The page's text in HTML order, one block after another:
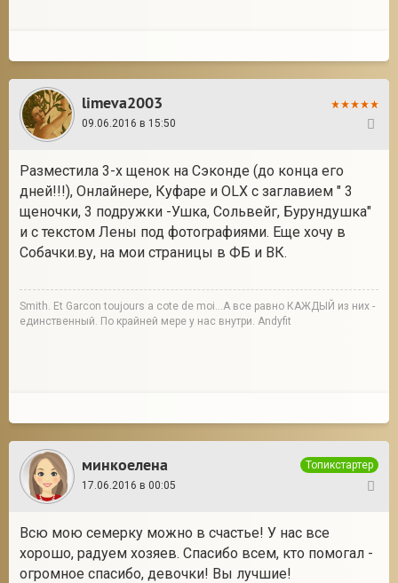
limeva2003
09.06.2016 в 15:50
Разместила 3-х щенок на Сэконде (до конца его
дней!!!), Онлайнере, Куфаре и OLX с заглавием " 3
щеночки, 3 подружки -Ушка, Сольвейг, Бурундушка"
и с текстом Лены под фотографиями. Еще хочу в
Собачки.ву, на мои страницы в ФБ и ВК.
Smith. Et Garcon toujours a cote de moi...А все равно КАЖДЫЙ из них -
единственный. По крайней мере у нас внутри. Andyfit
минкоелена
Топикстартер
17.06.2016 в 00:05
Всю мою семерку можно в счастье! У нас все
хорошо, радуем хозяев. Спасибо всем, кто помогал -
огромное спасибо, девочки! Вы лучшие!